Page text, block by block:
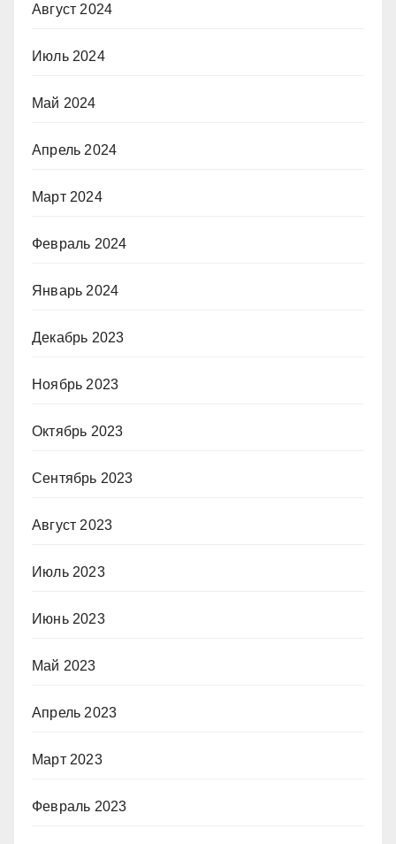
Август 2024
Июль 2024
Май 2024
Апрель 2024
Март 2024
Февраль 2024
Январь 2024
Декабрь 2023
Ноябрь 2023
Октябрь 2023
Сентябрь 2023
Август 2023
Июль 2023
Июнь 2023
Май 2023
Апрель 2023
Март 2023
Февраль 2023